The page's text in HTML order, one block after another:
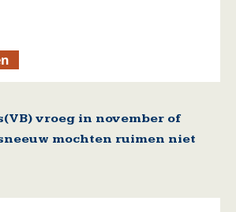
vroeg in november of
mochten ruimen niet